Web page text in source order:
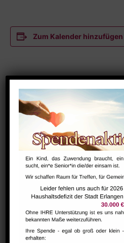
Zum Kalender hinzufügen
Datum:
Juni 16
9:30 - 10:45
Serien:
NextSteps / BabySteps (1-3 Jahre)
VERANSTALTUNGSORT
Raum 102
Yoga Kurs – Irene